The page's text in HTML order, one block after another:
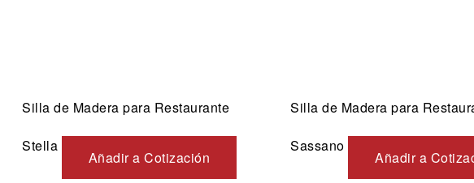
Silla de Madera para Restaurante
Stella
Añadir a Cotización
Silla de Madera para
Sassano
Añadir a